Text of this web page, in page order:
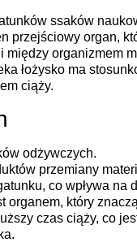
ssaków
przejściowy organ,
organizmem
łożysko ma
ciąży.
odżywczych.
przemiany
co wpływa na
który
czas ciąży, co